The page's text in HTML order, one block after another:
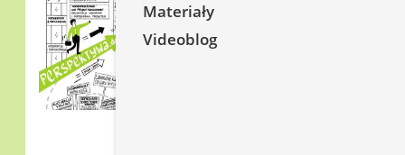
Materiały
Videoblog